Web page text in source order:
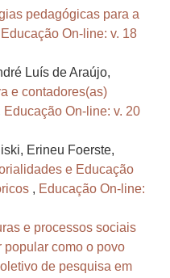
pedagógicas para a
Educação On-line: v. 18
Luís de Araújo,
e contadores(as)
Educação On-line: v. 20
Erineu Foerste,
e Educação
, Educação On-line:
e processos sociais
popular como o povo
de pesquisa em